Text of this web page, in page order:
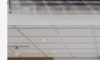
Thiết Kế Phối
Chủng Long
Phước